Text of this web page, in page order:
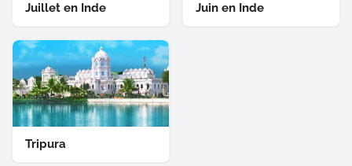
Juillet en Inde Juin en Inde
Tripura